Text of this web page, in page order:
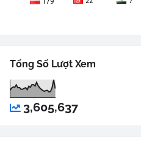
Tổng Số Lượt Xem
3,605,637